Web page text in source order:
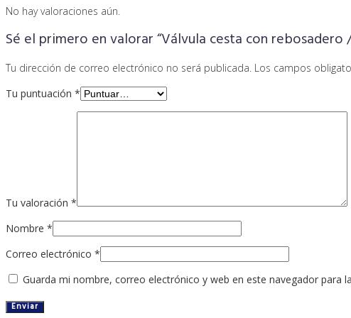
No hay valoraciones aún.
Sé el primero en valorar “Válvula cesta con rebosadero
Tu dirección de correo electrónico no será publicada. Los campos
Tu puntuación *
Tu valoración *
Nombre *
Correo electrónico *
Guarda mi nombre, correo electrónico y web en este navegador para